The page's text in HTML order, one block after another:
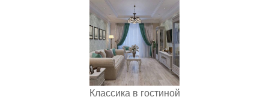
Классика в гостиной